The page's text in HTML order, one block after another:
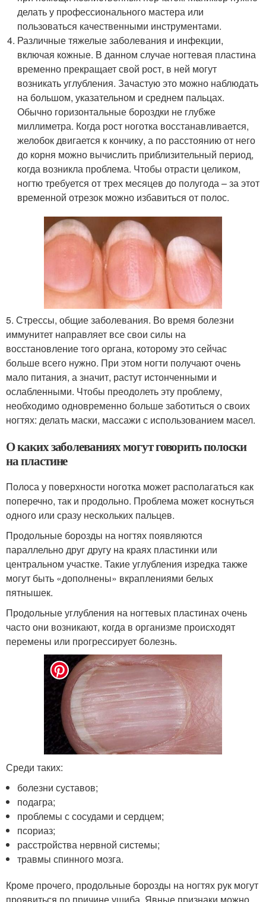
делать у профессионального мастера или
пользоваться качественными инструментами.
Различные тяжелые заболевания и инфекции,
включая кожные. В данном случае ногтевая пластина
временно прекращает свой рост, в ней могут
возникать углубления. Зачастую это можно наблюдать
на большом, указательном и среднем пальцах.
Обычно горизонтальные бороздки не глубже
миллиметра. Когда рост ноготка восстанавливается,
желобок двигается к кончику, а по расстоянию от него
до корня можно вычислить приблизительный период,
когда возникла проблема. Чтобы отрасти целиком,
ногтю требуется от трех месяцев до полугода – за этот
временной отрезок можно избавиться от полос.
5. Стрессы, общие заболевания. Во время болезни
иммунитет направляет все свои силы на
восстановление того органа, которому это сейчас
больше всего нужно. При этом ногти получают очень
мало питания, а значит, растут истонченными и
ослабленными. Чтобы преодолеть эту проблему,
необходимо одновременно больше заботиться о своих
ногтях: делать маски, массажи с использованием масел.
О каких заболеваниях могут говорить полоски
на пластине
Полоса у поверхности ноготка может располагаться как
поперечно, так и продольно. Проблема может коснуться
одного или сразу нескольких пальцев.
Продольные борозды на ногтях появляются
параллельно друг другу на краях пластинки или
центральном участке. Такие углубления изредка также
могут быть «дополнены» вкраплениями белых
пятнышек.
Продольные углубления на ногтевых пластинах очень
часто они возникают, когда в организме происходят
перемены или прогрессирует болезнь.
Среди таких:
болезни суставов;
подагра;
проблемы с сосудами и сердцем;
псориаз;
расстройства нервной системы;
травмы спинного мозга.
Кроме прочего, продольные борозды на ногтях рук могут
проявиться по причине ушиба. Явные признаки можно